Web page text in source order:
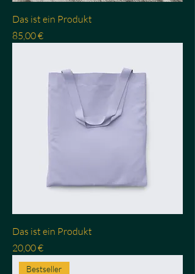
Das ist ein Produkt
Preis
85,00 €
Das ist ein Produkt
Preis
20,00 €
Bestseller